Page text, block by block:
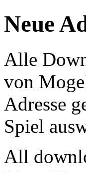
Neue
Alle
von
Adresse
Spiel
All